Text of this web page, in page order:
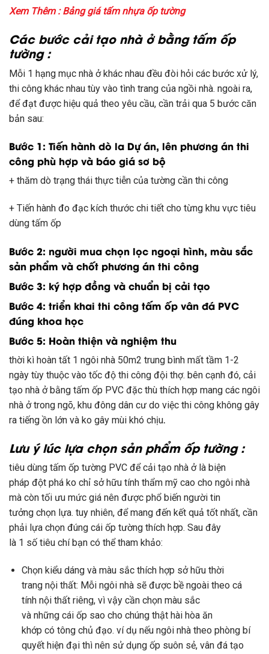
Xem Thêm :Bảng giá tấm nhựa ốp tường
Cácbước cải tạo nhà ở bằng tấm ốp
tường :
Mỗi 1 hạng mục nhà ở khác nhau đều đòi hỏi các bước xử lý,
thi công khác nhau tùy vào tình trang của ngồi nhà. ngoài ra,
để đạt được hiệu quả theo yêu cầu, cần trải qua 5 bước căn
bản sau:
Bước 1: Tiến hành dò la Dự án, lên phương án thi
công phù hợp và báo giá sơ bộ
+ thăm dò trạng thái thực tiễn của tường cần thi công
+ Tiến hành đo đạc kích thước chi tiết cho từng khu vực tiêu
dùng tấm ốp
Bước 2: người mua chọn lọc ngoại hình, màu sắc
sản phẩm và chốt phương án thi công
Bước 3: ký hợp đồng và chuẩn bị cải tạo
Bước 4: triển khai thi công tấm ốp vân đá PVC
đúng khoa học
Bước 5: Hoàn thiện và nghiệm thu
thời kì hoàn tất 1 ngôi nhà 50m2 trung bình mất tầm 1-2
ngày tùy thuộc vào tốc độ thi công đội thợ. bên cạnh đó, cải
tạo nhà ở bằng tấm ốp PVC đặc thù thích hợp mang các ngôi
nhà ở trong ngõ, khu đông dân cư do việc thi công không gây
ra tiếng ồn lớn và ko gây mùi khó chịu.
Lưu ýlúc lựa chọnsản phẩm ốp tường :
tiêu dùng tấm ốp tường PVC để cải tạo nhà ở là biện
pháp đột phá ko chỉ sở hữu tính thẩm mỹ cao cho ngôi nhà
mà còn tối ưu mức giá nên được phổ biến người tin
tưởng chọn lựa. tuy nhiên, đểmang đến kết quả tốt nhất, cần
phải lựa chọn đúng cái ốp tường thích hợp. Sau đây
là 1 số tiêu chíbạn có thể tham khảo:
Chọn kiểu dángvà màu sắc thích hợp sở hữu thời
trangnội thất: Mỗi ngôi nhà sẽ được bề ngoàitheo cá
tínhnội thất riêng, vì vậycần chọn màu sắc
và những cáiốp sao cho chúng thật hài hòaăn
khớp cótông chủ đạo. ví dụ nếungôi nhà theo phòng bí
quyết hiện đạithì nên sử dụngốp suôn sẻ, vân đá tạo